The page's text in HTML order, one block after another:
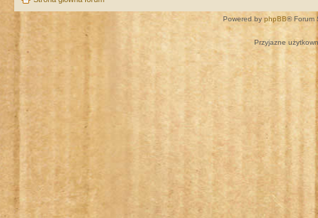
Powered by phpBB® Forum
Przyjazne